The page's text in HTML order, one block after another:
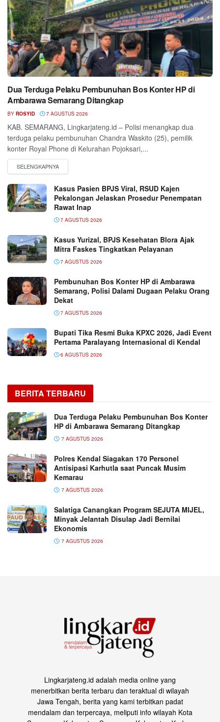
Dua Terduga Pelaku Pembunuhan Bos Konter HP di
Ambarawa Semarang Ditangkap
BY ROSYID 7 AGUSTUS 2026
KAB. SEMARANG, Lingkarjateng.id – Polisi menangkap dua
terduga pelaku pembunuhan Chandra Waskito (25), pemilik
konter Royal Phone di Kelurahan Pojoksari,...
Kasus Pasien BPJS Viral, RSUD Kajen
Pekalongan Jelaskan Prosedur Penempatan
Rawat Inap
7 AGUSTUS 2026
Kasus Yurizal, BPJS Kesehatan Blora Ajak
Mitra Faskes Tingkatkan Pelayanan
7 AGUSTUS 2026
Pembunuhan Bos Konter HP di Ambarawa
Semarang, Polisi Dalami Dugaan Pelaku Orang
Dekat
7 AGUSTUS 2026
Bupati Tika Resmi Buka KPXC 2026, Jadi Event
Pertama Paralayang Internasional di Kendal
6 AGUSTUS 2026
BERITA TERBARU
Dua Terduga Pelaku Pembunuhan Bos Konter
HP di Ambarawa Semarang Ditangkap
7 AGUSTUS 2026
Polres Kendal Siagakan 170 Personel
Antisipasi Karhutla saat Puncak Musim
Kemarau
7 AGUSTUS 2026
Salatiga Canangkan Program SEJUTA MIJEL,
Minyak Jelantah Disulap Jadi Bernilai
Ekonomis
7 AGUSTUS 2026
Lingkarjateng.id adalah media online yang
menerbitkan berita terbaru dan teraktual di wilayah
Jawa Tengah, berita yang kami terbitkan padat
mendalam dan terpercaya, meliputi info wilayah Kota